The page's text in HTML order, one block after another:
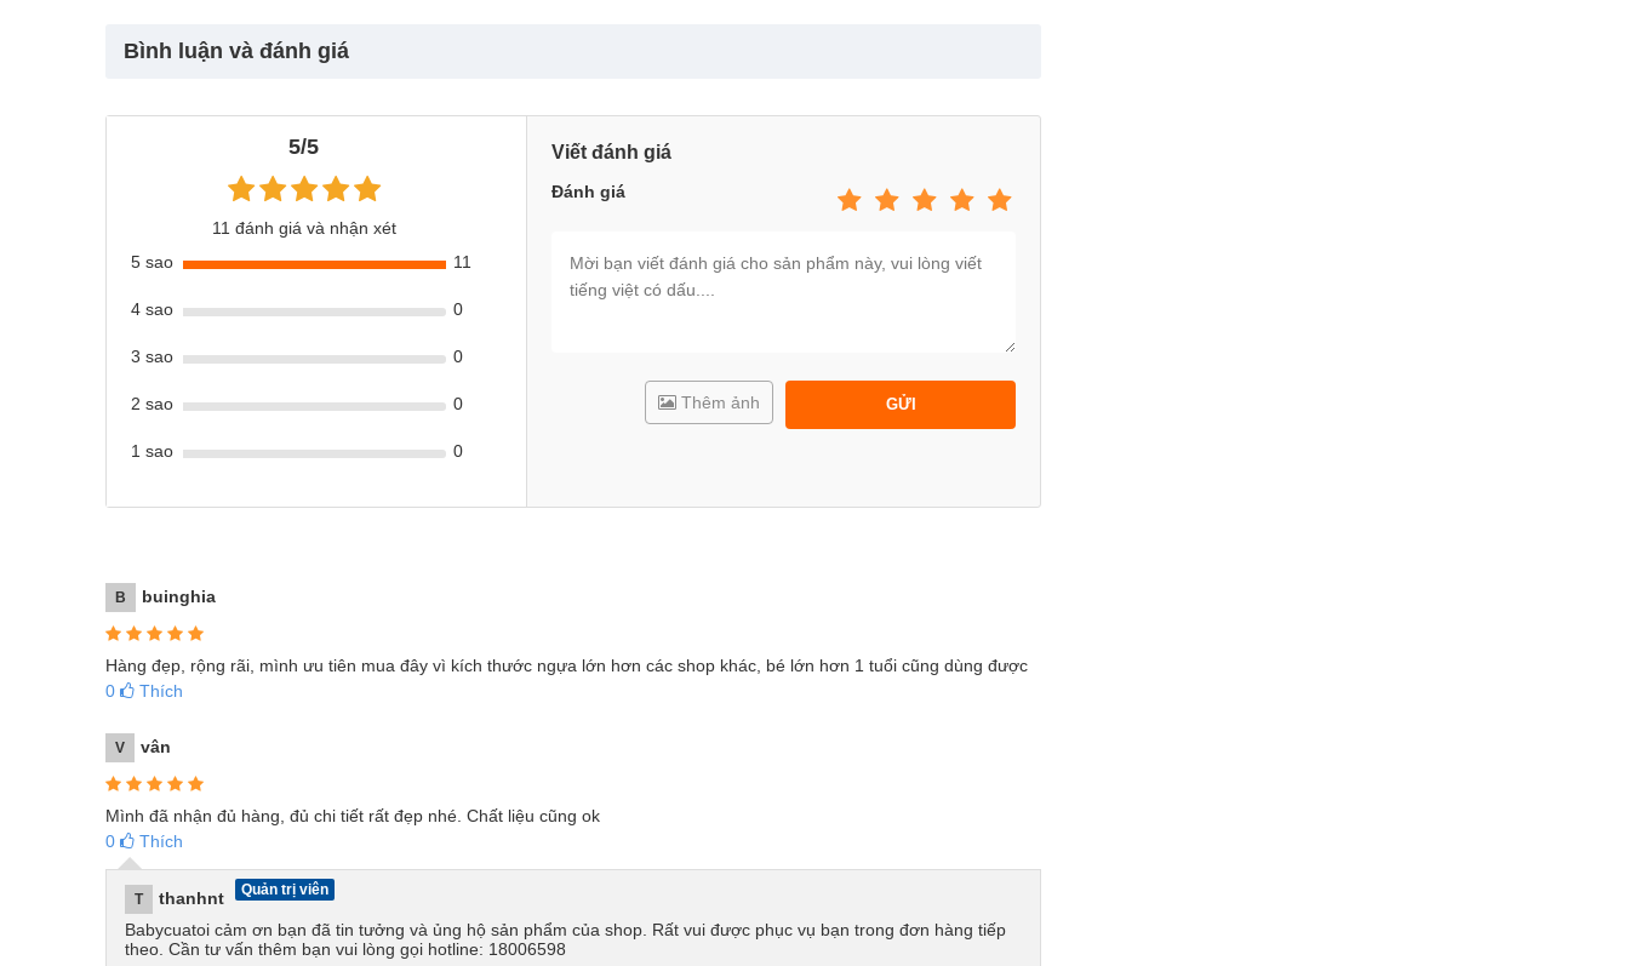
Bình luận và đánh giá
5/5
11 đánh giá và nhận xét
5 sao
11
4 sao 0
3 sao 0
2 sao 0
1 sao 0
Viết đánh giá
Đánh giá
GỬI
Thêm ảnh
B buinghia
Hàng đẹp, rộng rãi, mình ưu tiên mua đây vì kích thước ngựa lớn hơn các shop khác, bé lớn hơn 1 tuổi cũng dùng được
0
Thích
V vân
Mình đã nhận đủ hàng, đủ chi tiết rất đẹp nhé. Chất liệu cũng ok
0
Thích
T thanhnt Quản trị viên
Babycuatoi cảm ơn bạn đã tin tưởng và ủng hộ sản phẩm của shop. Rất vui được phục vụ bạn trong đơn hàng tiếp
theo. Cần tư vấn thêm bạn vui lòng gọi hotline: 18006598